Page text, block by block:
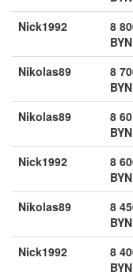
Nick1992
8
BYN
Nikolas89
8
BYN
Nikolas89
8
BYN
Nick1992
8
BYN
Nikolas89
8
BYN
Nick1992
8
BYN